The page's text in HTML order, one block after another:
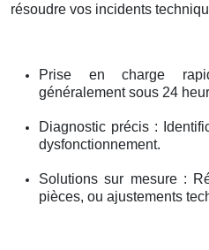
résoudre vos incidents
Prise en charge
généralement sous 24
Diagnostic précis :
dysfonctionnement.
Solutions sur mesure :
pièces, ou ajustements